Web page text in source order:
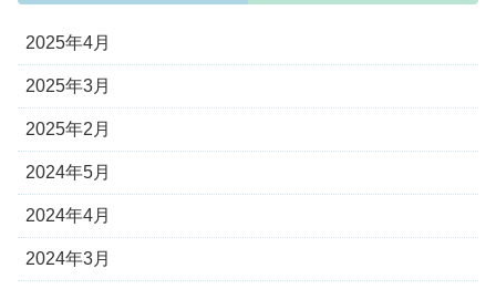
2025年4月
2025年3月
2025年2月
2024年5月
2024年4月
2024年3月